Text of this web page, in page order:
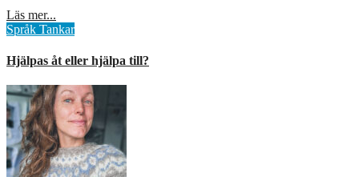
Läs mer...
Språk Tankar
Hjälpas åt eller hjälpa till?